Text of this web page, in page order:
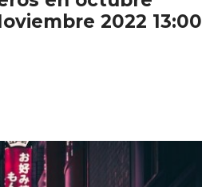
2022 13:00